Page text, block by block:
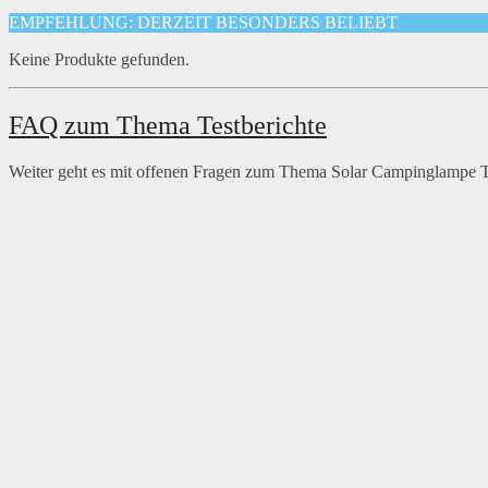
EMPFEHLUNG: DERZEIT BESONDERS BELIEBT
Keine Produkte gefunden.
FAQ zum Thema Testberichte
Weiter geht es mit offenen Fragen zum Thema Solar Campinglampe